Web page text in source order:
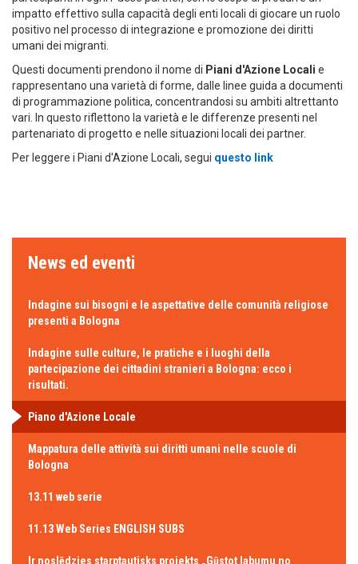
impatto effettivo sulla capacità degli enti locali di giocare un ruolo
positivo nel processo di integrazione e promozione dei diritti
umani dei migranti.
Questi documenti prendono il nome di Piani d'Azione Locali e
rappresentano una varietà di forme, dalle linee guida a documenti
di programmazione politica, concentrandosi su ambiti altrettanto
vari. In questo riflettono la varietà e le differenze presenti nel
partenariato di progetto e nelle situazioni locali dei partner.
Per leggere i Piani d'Azione Locali, segui questo link
News ed eventi
Indagine sui bisogni e le aspettative delle comunità religiose
presenti a Bologna
Indagine sulle culture, le pratiche e i luoghi della
partecipazione dei cittadini stranieri a Bologna: ecco i
risultati.
Piano d'Azione Locale
Mappatura delle attività sui diritti umani nelle scuole di
Bologna
13.11 web serie
11.13 Web Series ENGLISH SUBS
Ir noslēdzies starptautisks projekts „Gūstot labumu no